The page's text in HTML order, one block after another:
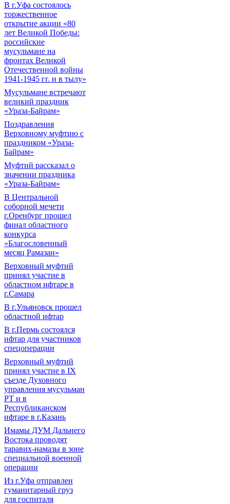
В г.Уфа состоялось
торжественное
открытие акции «80
лет Великой Победы:
российские
мусульмане на
фронтах Великой
Отечественной войны
1941-1945 гг. и в тылу»
Мусульмане встречают
великий праздник
«Ураза-Байрам»
Поздравления
Верховному муфтию с
праздником «Ураза-
Байрам»
Муфтий рассказал о
значении праздника
«Ураза-Байрам»
В Центральной
соборной мечети
г.Оренбург прошел
финал областного
конкурса
«Благословенный
месяц Рамазан»
Верховный муфтий
принял участие в
областном ифтаре в
г.Самара
В г.Ульяновск прошел
областной ифтар
В г.Пермь состоялся
ифтар для участников
спецоперации
Верховный муфтий
принял участие в IХ
съезде Духовного
управления мусульман
РТ и в
Республиканском
ифтаре в г.Казань
Имамы ДУМ Дальнего
Востока проводят
таравих-намазы в зоне
специальной военной
операции
Из г.Уфа отправлен
гуманитарный груз
для госпиталя